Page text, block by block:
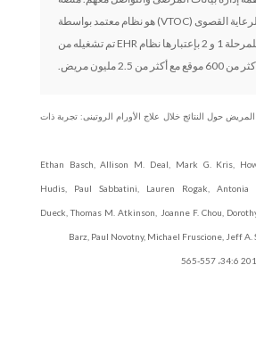
VisionTree للرعاية القصوى (VTOC) هو نظام معتمد بواسطة
ARRA HITECH للمرحلة 1 و 2 بإعتبارها نظام EHR تم تشغيله من
من 2.5 مليون مريض.
حول النتائج خلال علاج الأورام الروتينى: تجربة ذات
Ethan Basch, Allison M. Deal, Mark G. Kris,
Hudis, Paul Sabbatini, Lauren Rogak,
Dueck, Thomas M. Atkinson, Joanne F. Chou,
Barz, Paul Novotny, Michael Fruscione, Jeff A.